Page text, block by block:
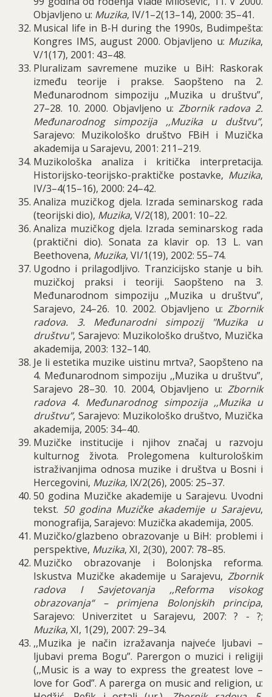
Objavljeno u: Muzika, IV/1–2(13–14), 2000: 35–41.
Musical life in B-H during the 1990s, Budimpešta:
Kongres IMS, august 2000. Objavljeno u: Muzika,
V/1(17), 2001: 43–48.
Pluralizam savremene muzike u BiH: Raskorak
između teorije i prakse. Saopšteno na 2.
Međunarodnom simpoziju ,,Muzika u društvu”,
27–28. 10. 2000. Objavljeno u: Zbornik radova 2.
Međunarodnog simpozija ,,Muzika u duštvu”,
Sarajevo: Muzikološko društvo FBiH i Muzička
akademija u Sarajevu, 2001: 211–219.
Muzikološka analiza i kritička interpretacija.
Historijsko-teorijsko-praktičke postavke, Muzika,
IV/3–4(15–16), 2000: 24–42.
Analiza muzičkog djela. Izrada seminarskog rada
(teorijski dio), Muzika, V/2(18), 2001: 10–22.
Analiza muzičkog djela. Izrada seminarskog rada
(praktični dio). Sonata za klavir op. 13 L. van
Beethovena, Muzika, VI/1(19), 2002: 55–74.
Ugodno i prilagodljivo. Tranzicijsko stanje u bih.
muzičkoj praksi i teoriji. Saopšteno na 3.
Međunarodnom simpoziju ,,Muzika u društvu”,
Sarajevo, 24–26. 10. 2002. Objavljeno u: Zbornik
radova. 3. Međunarodni simpozij "Muzika u
društvu", Sarajevo: Muzikološko društvo, Muzička
akademija, 2003: 132–140.
Je li estetika muzike uistinu mrtva?, Saopšteno na
4. Međunarodnom simpoziju ,,Muzika u društvu”,
Sarajevo 28–30. 10. 2004, Objavljeno u: Zbornik
radova 4. Međunarodnog simpozija ,,Muzika u
društvu”, Sarajevo: Muzikološko društvo, Muzička
akademija, 2005: 34–40.
Muzičke institucije i njihov značaj u razvoju
kulturnog života. Prolegomena kulturološkim
istraživanjima odnosa muzike i društva u Bosni i
Hercegovini, Muzika, IX/2(26), 2005: 25–37.
50 godina Muzičke akademije u Sarajevu. Uvodni
tekst. 50 godina Muzičke akademije u Sarajevu,
monografija, Sarajevo: Muzička akademija, 2005.
Muzičko/glazbeno obrazovanje u BiH: problemi i
perspektive, Muzika, XI, 2(30), 2007: 78–85.
Muzičko obrazovanje i Bolonjska reforma.
Iskustva Muzičke akademije u Sarajevu, Zbornik
radova I Savjetovanja ,,Reforma visokog
obrazovanja“ – primjena Bolonjskih principa,
Sarajevo: Univerzitet u Sarajevu, 2007: ? - ?;
Muzika, XI, 1(29), 2007: 29–34.
,,Muzika je način izražavanja najveće ljubavi –
ljubavi prema Bogu”. Parergon o muzici i religiji
(,,Music is a way to express the greatest love –
love for God”. A parerga on music and religion, u: